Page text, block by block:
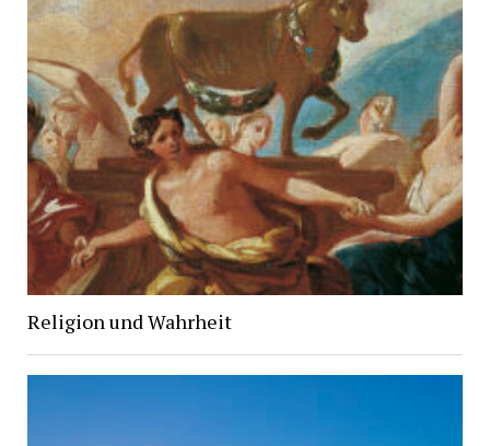
Religion und Wahrheit